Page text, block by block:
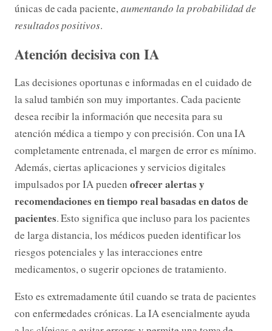
únicas de cada paciente,aumentando la probabilidad de
resultados positivos.
Atención decisiva con IA
Las decisiones oportunas e informadas en el cuidado de
la salud también son muy importantes. Cada paciente
desea recibir la información que necesita para su
atención médica a tiempo y con precisión. Con una IA
completamente entrenada, el margen de error es mínimo.
Además, ciertas aplicaciones y servicios digitales
impulsados por IA pueden ofrecer alertas y
recomendaciones en tiempo real basadas en datos de
pacientes. Esto significa que incluso para los pacientes
de larga distancia, los médicos pueden identificar los
riesgos potenciales y las interacciones entre
medicamentos, o sugerir opciones de tratamiento.
Esto es extremadamente útil cuando se trata de pacientes
con enfermedades crónicas. La IA esencialmente ayuda